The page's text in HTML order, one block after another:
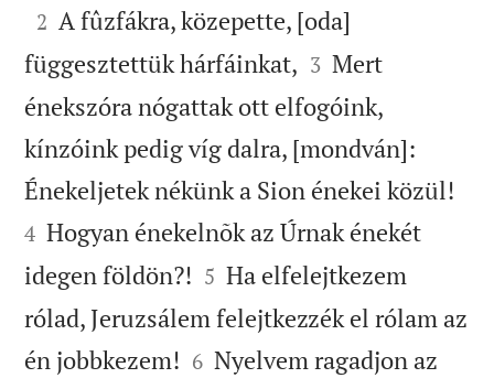

2 A fûzfákra, közepette, [oda]
függesztettük hárfáinkat, 

3 Mert
énekszóra nógattak ott elfogóink,
kínzóink pedig víg dalra, [mondván]:
Énekeljetek nékünk a Sion énekei közül!
4 Hogyan énekelnõk az Úrnak énekét
idegen földön?! 

5 Ha elfelejtkezem
rólad, Jeruzsálem felejtkezzék el rólam az
én jobbkezem! 

6 Nyelvem ragadjon az